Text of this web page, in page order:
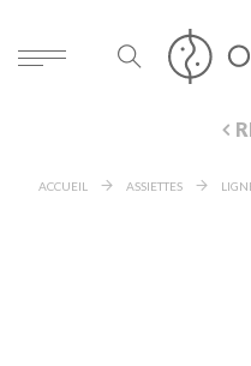
ACCUEIL ASSIETTES